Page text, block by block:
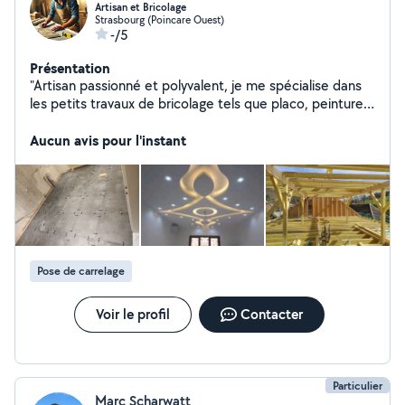
Artisan et Bricolage
Strasbourg (Poincare Ouest)
-/5
Présentation
"Artisan passionné et polyvalent, je me spécialise dans
les petits travaux de bricolage tels que placo, peinture,
un engagement sincère envers mes clients, je
Chaque projet est pour moi l'occasion de créer un
espace qui vous ressemble, en apportant qualité,
fiabilité et un service à la hauteur de vos attentes.
Confiez-moi vos travaux, et ensemble, donnons vie à
vos projets !"
Aucun avis pour l'instant
Pose de carrelage
Voir le profil Contacter
Particulier
Marc Scharwatt